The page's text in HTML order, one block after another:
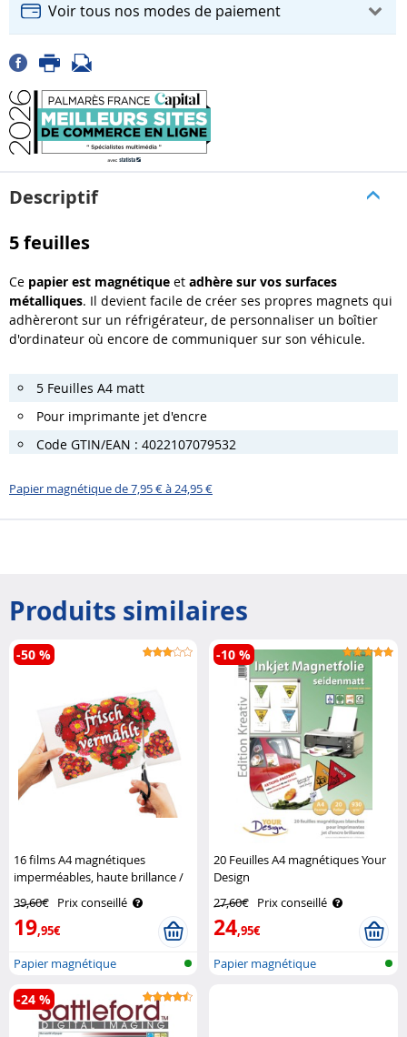
Voir tous nos modes de paiement
Descriptif
5 feuilles
Ce papier est magnétique et adhère sur vos surfaces
métalliques. Il devient facile de créer ses propres magnets qui
adhèreront sur un réfrigérateur, de personnaliser un boîtier
d'ordinateur où encore de communiquer sur son véhicule.
5 Feuilles A4 matt
Pour imprimante jet d'encre
Code GTIN/EAN : 4022107079532
Papier magnétique de 7,95 € à 24,95 €
Produits similaires
16 films A4 magnétiques
imperméables, haute brillance /
39,60€ Prix conseillé
19,95€
-50 %
Papier magnétique
20 Feuilles A4 magnétiques Your
Design
27,60€ Prix conseillé
24,95€
-10 %
Papier magnétique
-24 %